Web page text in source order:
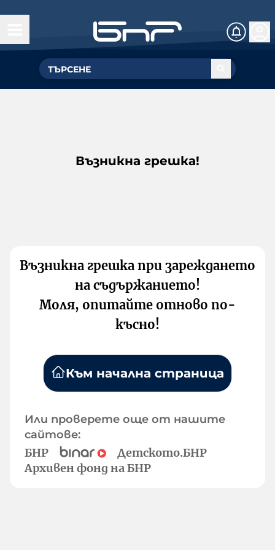
Възникна грешка!
Възникна грешка при зареждането
на съдържанието!
Моля, опитайте отново по-
късно!
Към начална страница
Или проверете още от нашите
сайтове:
БНР
Детското.БНР
Архивен фонд на БНР